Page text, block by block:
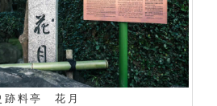
跡料亭 花月